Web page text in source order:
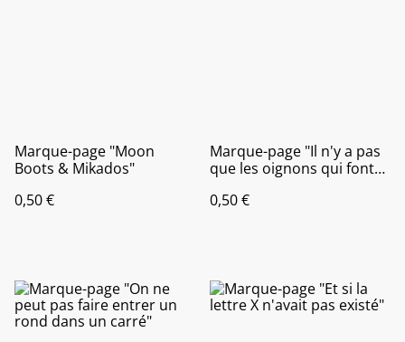
Marque-page "Moon
Boots & Mikados"
0,50 €
Marque-page "Il n'y a pas
que les oignons qui font
0,50 €